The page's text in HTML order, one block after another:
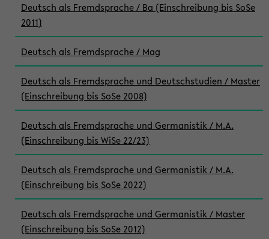
Deutsch als Fremdsprache / Ba (Einschreibung bis SoSe
2011)
Deutsch als Fremdsprache / Mag
Deutsch als Fremdsprache und Deutschstudien / Master
(Einschreibung bis SoSe 2008)
Deutsch als Fremdsprache und Germanistik / M.A.
(Einschreibung bis WiSe 22/23)
Deutsch als Fremdsprache und Germanistik / M.A.
(Einschreibung bis SoSe 2022)
Deutsch als Fremdsprache und Germanistik / Master
(Einschreibung bis SoSe 2012)